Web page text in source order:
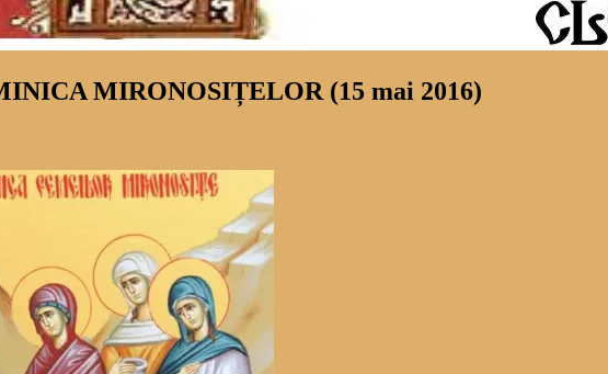
MIRONOSIȚELOR (15 mai 2016)